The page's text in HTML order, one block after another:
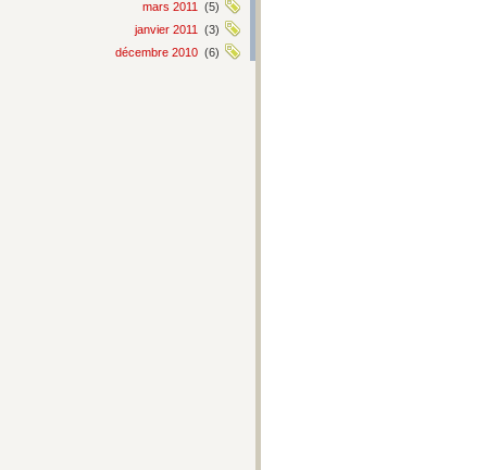
mars 2011
(5)
janvier 2011
(3)
décembre 2010 (6)